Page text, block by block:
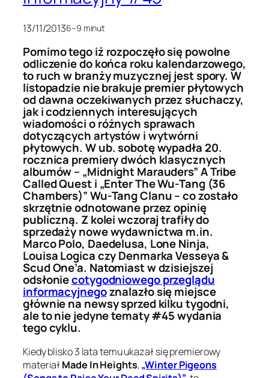
13/11/20136–9 minut
Pomimo tego iż rozpoczęło się powolne
odliczenie do końca roku kalendarzowego,
to ruch w branży muzycznej jest spory. W
listopadzie nie brakuje premier płytowych
od dawna oczekiwanych przez słuchaczy,
jak i codziennych interesujących
wiadomości o różnych sprawach
dotyczących artystów i wytwórni
płytowych. W ub. sobotę wypadła 20.
rocznica premiery dwóch klasycznych
albumów – „Midnight Marauders” A Tribe
Called Quest i „Enter The Wu-Tang (36
Chambers)” Wu-Tang Clanu – co zostało
skrzętnie odnotowane przez opinię
publiczną. Z kolei wczoraj trafiły do
sprzedaży nowe wydawnictwa m.in.
Marco Polo, Daedelusa, Lone Ninja,
Louisa Logica czy Denmarka Vesseya &
Scud One’a. Natomiast w dzisiejszej
odsłoniecotygodniowego przeglądu
informacyjnegoznalazło się miejsce
głównie na newsy sprzed kilku tygodni,
ale to nie jedyne tematy #45 wydania
tego cyklu.
Kiedy blisko 3 lata temu ukazał się premierowy
materiałMade In Heights,„Winter Pigeons